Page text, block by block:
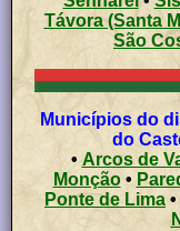
Távora (Santa
São
Municípios do distrito de Viana do Castelo - Viana
do
• Arcos de
Monção•
Ponte de Lima •